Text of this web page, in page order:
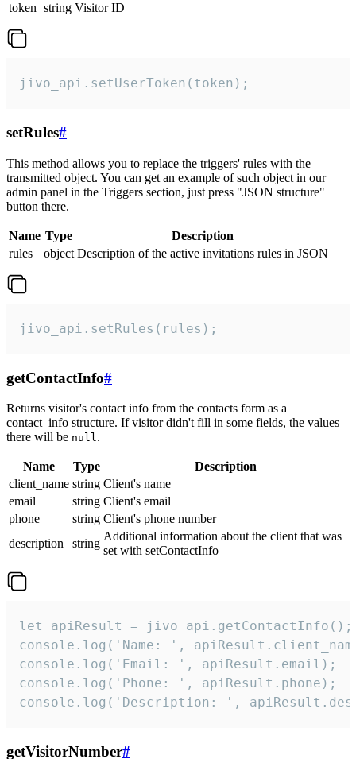
token string Visitor ID
jivo_api.setUserToken(token);
setRules#
This method allows you to replace the triggers' rules with the
transmitted object. You can get an example of such object in our
admin panel in the Triggers section, just press "JSON structure"
button there.
Name Type
Description
rules
object Description of the active invitations rules in JSON
jivo_api.setRules(rules);
getContactInfo#
Returns visitor's contact info from the contacts form as a
contact_info structure. If visitor didn't fill in some fields, the values
there will be null.
Name Type
Description
client_name string Client's name
email
string Client's email
phone
string Client's phone number
description
string
Additional information about the client that was
set with setContactInfo
let apiResult = jivo_api.getContactInfo();
console.log('Name: ',
console.log('Email: ', apiResult.email);
console.log('Phone: ', apiResult.phone);
console.log('Description: ',
getVisitorNumber#